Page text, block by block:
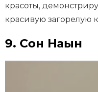
красоты,
красивую загорелую
9. Сон Наын